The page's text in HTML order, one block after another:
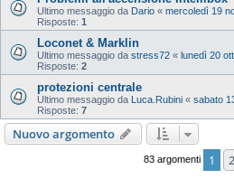
Ultimo messaggio da Dario « mercoledì 19
Risposte: 1
Loconet & Marklin
Ultimo messaggio da stress72 « lunedì 20
Risposte: 2
protezioni centrale
Ultimo messaggio da Luca.Rubini « sabato
Risposte: 7
Nuovo argomento
83 argomenti 1 2